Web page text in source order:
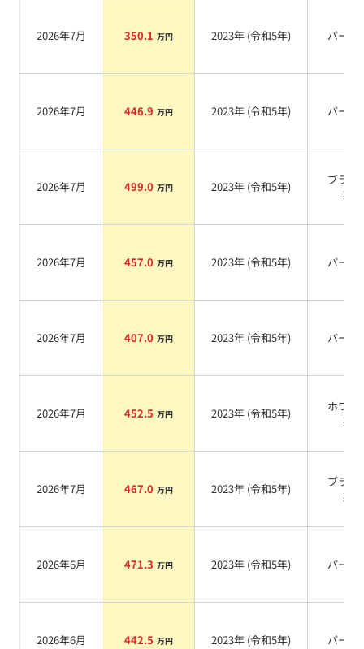
2026年7月 350.1 万円 2023年 (令和5年) パール
2026年7月 446.9 万円 2023年 (令和5年) パール
2026年7月 499.0 万円 2023年 (令和5年)
ブラッ
系
2026年7月 457.0 万円 2023年 (令和5年) パール
2026年7月 407.0 万円 2023年 (令和5年) パール
2026年7月 452.5 万円 2023年 (令和5年)
ホワイ
系
2026年7月 467.0 万円 2023年 (令和5年)
ブラウ
系
2026年6月 471.3 万円 2023年 (令和5年) パール
2026年6月 442.5 万円 2023年 (令和5年) パール